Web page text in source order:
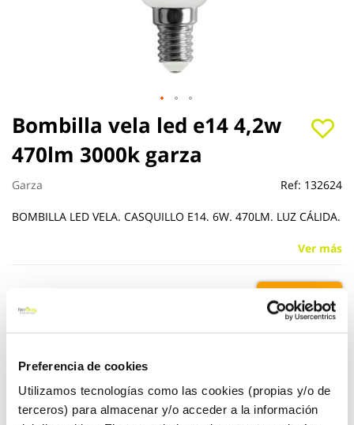
Preferencia de cookies
Utilizamos tecnologías como las cookies (propias y/o de
terceros) para almacenar y/o acceder a la información
Bombilla vela led e14 4,2w
470lm 3000k garza
Garza Ref: 132624
BOMBILLA LED VELA. CASQUILLO E14. 6W. 470LM. LUZ CÁLIDA.
Ver más
2,52 €
Saltar
al
comienzo
de
la
de